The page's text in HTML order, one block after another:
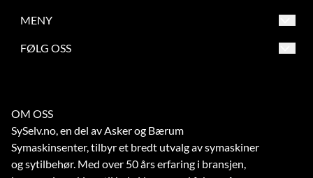
noreply@symaskinsenter.no
Kontakt oss
MENY
Verksted
Kontakt oss
FØLG OSS
OM OSS
SySelv.no, en del av Asker og Bærum
Symaskinsenter, tilbyr et bredt utvalg av symaskiner
og sytilbehør. Med over 50 års erfaring i bransjen,